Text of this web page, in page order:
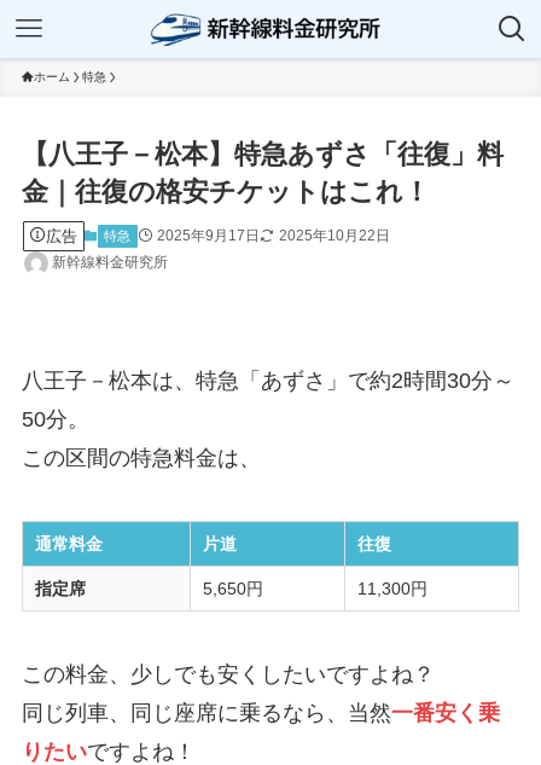
ホーム 特急
【八王子－松本】特急あずさ「往復」料
金｜往復の格安チケットはこれ！
広告 特急 2025年9月17日
2025年10月22日
新幹線料金研究所
八王子－松本は、特急「あずさ」で約2時間30分～
50分。
この区間の特急料金は、
通常料金 片道 往復
指定席 5,650円 11,300円
この料金、少しでも安くしたいですよね？
同じ列車、同じ座席に乗るなら、当然一番安く乗
りたいですよね！